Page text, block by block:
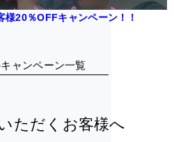
20％OFFキャンペーン！！
ャンペーン一覧
ただくお客様へ